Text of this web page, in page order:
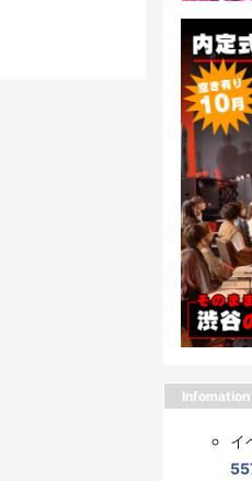
Infomation
イ